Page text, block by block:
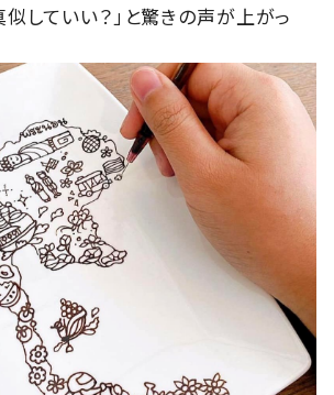
似していい？」と驚きの声が上がっ